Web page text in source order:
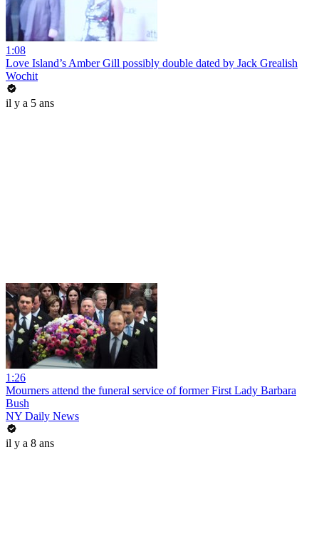
1:08
Love Island’s Amber Gill possibly double dated by Jack Grealish
Wochit
il y a 5 ans
1:26
Mourners attend the funeral service of former First Lady Barbara
Bush
NY Daily News
il y a 8 ans